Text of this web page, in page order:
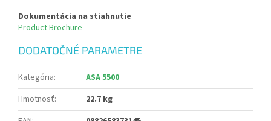
Dokumentácia na stiahnutie
Product Brochure
DODATOČNÉ PARAMETRE
Kategória:
ASA 5500
Hmotnosť:
22.7 kg